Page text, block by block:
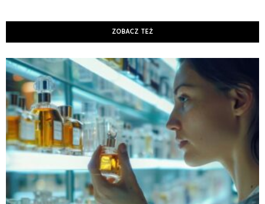
ZOBACZ TEŻ